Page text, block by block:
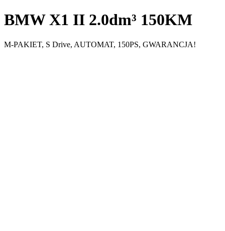
BMW X1 II 2.0dm³ 150KM
M-PAKIET, S Drive, AUTOMAT, 150PS, GWARANCJA!